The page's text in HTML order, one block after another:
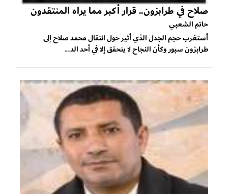
صلاح في طرابزون.. قرار أكبر مما يراه المنتقدون
حاتم الشعبي
أستغرب حجم الجدل الذي أثير حول انتقال محمد صلاح إلى
طرابزون سبور وكأن النجاح لا يتحقق إلا في أحد الد...